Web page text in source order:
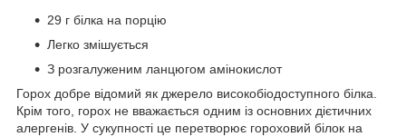
29 г білка на порцію
Легко змішується
З розгалуженим ланцюгом амінокислот
Горох добре відомий як джерело високобіодоступного білка.
Крім того, горох не вважається одним із основних дієтичних
алергенів. У сукупності це перетворює гороховий білок на